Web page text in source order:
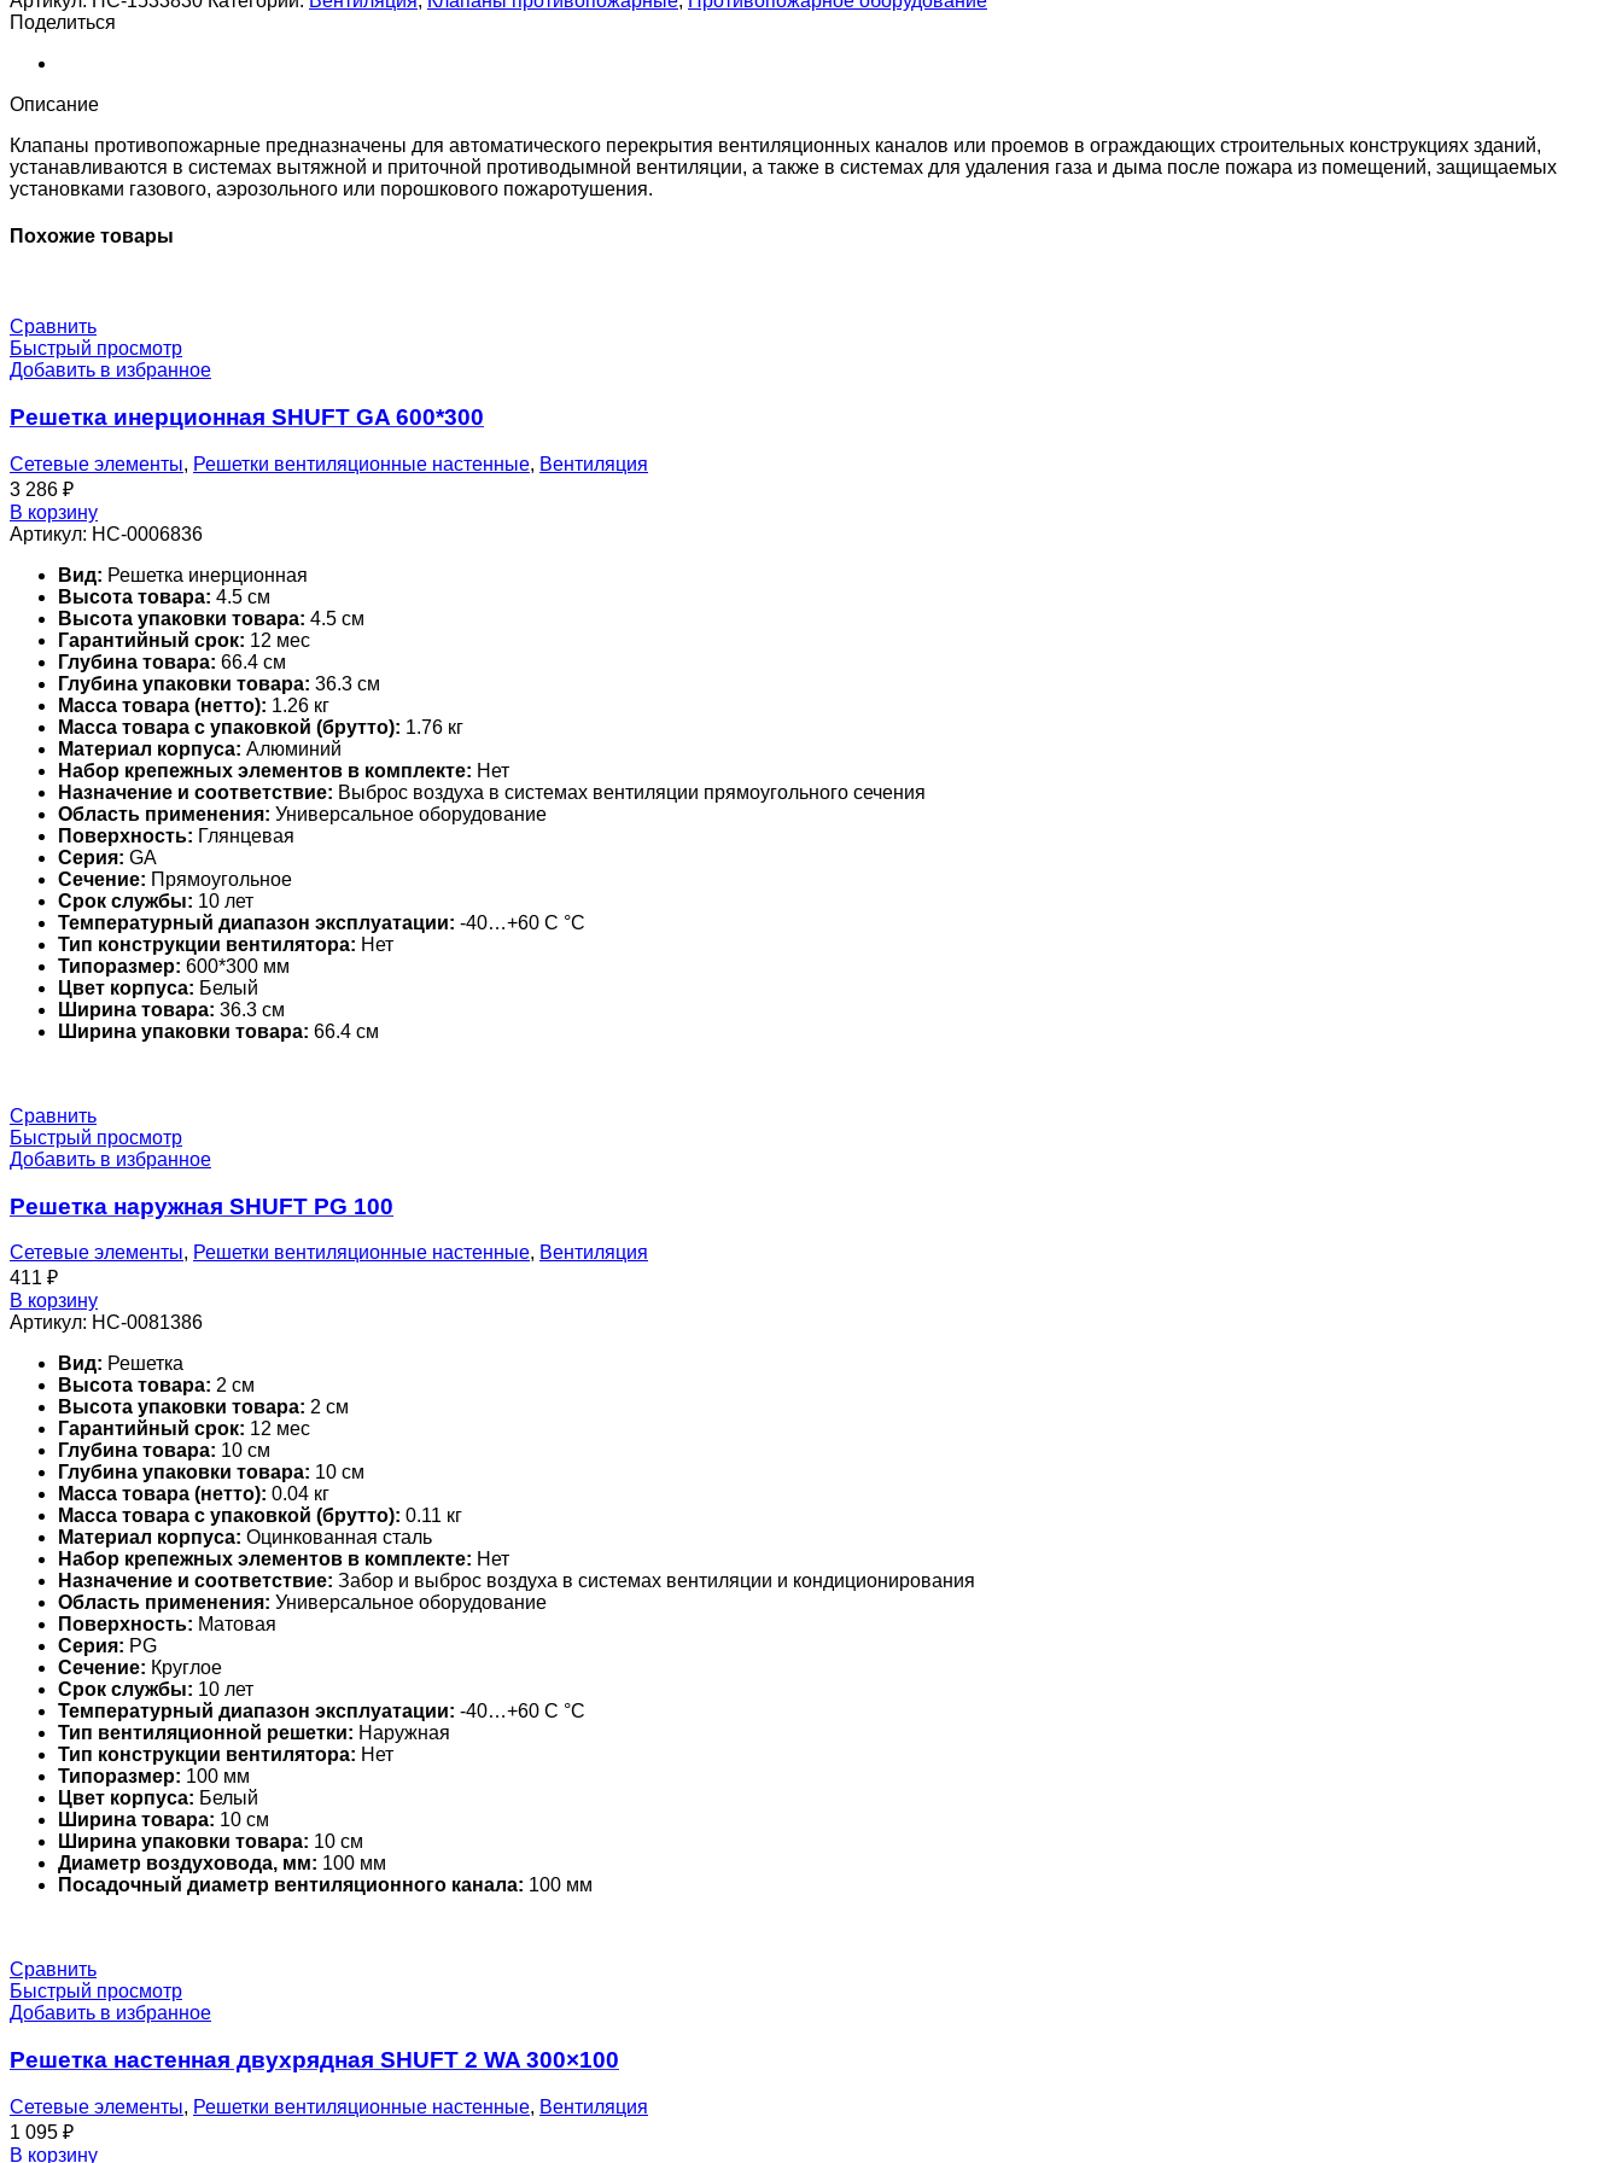
SHFDC-
120-
O-
EM24-
0-
0-
0
Поделиться
Описание
Клапаны противопожарные предназначены для автоматического перекрытия вентиляционных каналов или проемов в ограждающих строительных конструкциях зданий,
устанавливаются в системах вытяжной и приточной противодымной вентиляции, а также в системах для удаления газа и дыма после пожара из помещений, защищаемых
установками газового, аэрозольного или порошкового пожаротушения.
Похожие товары
Сравнить
Быстрый просмотр
Добавить в избранное
Решетка инерционная SHUFT GA 600*300
Сетевые элементы, Решетки вентиляционные настенные, Вентиляция
3 286 ₽
В корзину
Артикул: НС-0006836
Вид: Решетка инерционная
Высота товара: 4.5 см
Высота упаковки товара: 4.5 см
Гарантийный срок: 12 мес
Глубина товара: 66.4 см
Глубина упаковки товара: 36.3 см
Масса товара (нетто): 1.26 кг
Масса товара с упаковкой (брутто): 1.76 кг
Материал корпуса: Алюминий
Набор крепежных элементов в комплекте: Нет
Назначение и соответствие: Выброс воздуха в системах вентиляции прямоугольного сечения
Область применения: Универсальное оборудование
Поверхность: Глянцевая
Серия: GA
Сечение: Прямоугольное
Срок службы: 10 лет
Температурный диапазон эксплуатации: -40…+60 С °С
Тип конструкции вентилятора: Нет
Типоразмер: 600*300 мм
Цвет корпуса: Белый
Ширина товара: 36.3 см
Ширина упаковки товара: 66.4 см
Сравнить
Быстрый просмотр
Добавить в избранное
Решетка наружная SHUFT PG 100
Сетевые элементы, Решетки вентиляционные настенные, Вентиляция
411 ₽
В корзину
Артикул: НС-0081386
Вид: Решетка
Высота товара: 2 см
Высота упаковки товара: 2 см
Гарантийный срок: 12 мес
Глубина товара: 10 см
Глубина упаковки товара: 10 см
Масса товара (нетто): 0.04 кг
Масса товара с упаковкой (брутто): 0.11 кг
Материал корпуса: Оцинкованная сталь
Набор крепежных элементов в комплекте: Нет
Назначение и соответствие: Забор и выброс воздуха в системах вентиляции и кондиционирования
Область применения: Универсальное оборудование
Поверхность: Матовая
Серия: PG
Сечение: Круглое
Срок службы: 10 лет
Температурный диапазон эксплуатации: -40…+60 С °С
Тип вентиляционной решетки: Наружная
Тип конструкции вентилятора: Нет
Типоразмер: 100 мм
Цвет корпуса: Белый
Ширина товара: 10 см
Ширина упаковки товара: 10 см
Диаметр воздуховода, мм: 100 мм
Посадочный диаметр вентиляционного канала: 100 мм
Сравнить
Быстрый просмотр
Добавить в избранное
Решетка настенная двухрядная SHUFT 2 WA 300×100
Сетевые элементы, Решетки вентиляционные настенные, Вентиляция
1 095 ₽
В корзину